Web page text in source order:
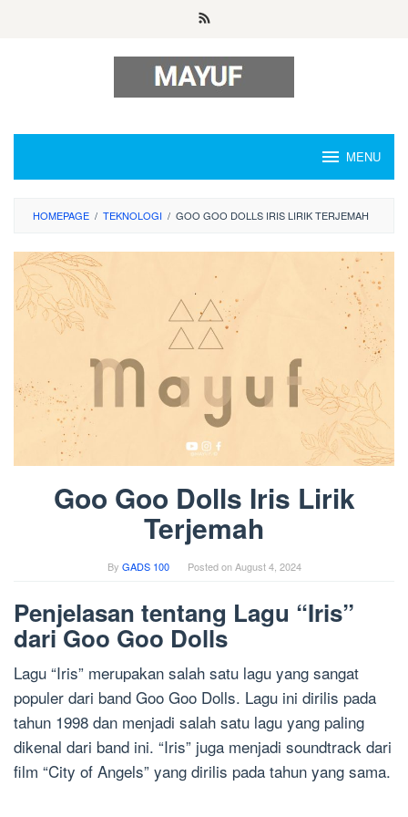
MENU
HOMEPAGE / TEKNOLOGI / GOO GOO DOLLS IRIS LIRIK TERJEMAH
Goo Goo Dolls Iris Lirik
Terjemah
By GADS 100 Posted onAugust 4, 2024
Penjelasan tentang Lagu “Iris”
dari Goo Goo Dolls
Lagu “Iris” merupakan salah satu lagu yang sangat
populer dari band Goo Goo Dolls. Lagu ini dirilis pada
tahun 1998 dan menjadi salah satu lagu yang paling
dikenal dari band ini. “Iris” juga menjadi soundtrack dari
film “City of Angels” yang dirilis pada tahun yang sama.